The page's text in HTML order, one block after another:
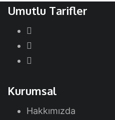
Umutlu Tarifler
Kurumsal
Hakkımızda